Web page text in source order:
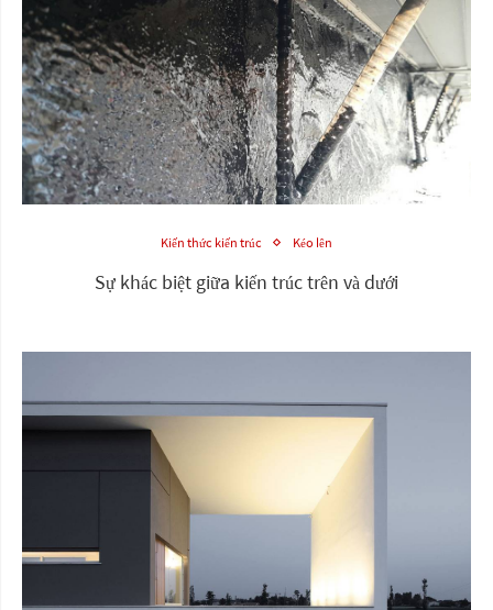
Kiến thức kiến trúc Kéo lên
Sự khác biệt giữa kiến trúc trên và dưới